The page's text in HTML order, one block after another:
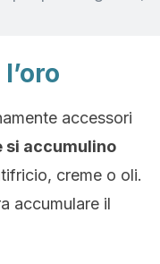
accessori
si accumulino
creme o oli.
accumulare il